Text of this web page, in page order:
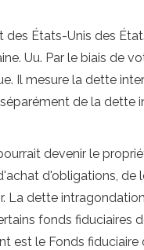
des États-Unis des
Uu. Par le biais de
Il mesure la dette
de la dette
devenir le
d'obligations, de
La dette
fonds fiduciaires
est le Fonds fiduciaire